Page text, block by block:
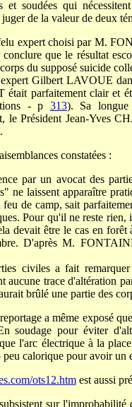
et soudées qui
de la valeur de deux
expert choisi par M.
que le résultat
du supposé suicide
Gilbert LAVOUE
parfaitement clair et
- p 313). Sa longue
le Président Jean-Yves
constatées :
par un avocat des
ne laissent apparaître
de camp, sait
Pour qu'il ne reste
devait être le cas en forêt
D'après M.
civiles a fait
aucune trace d'altération
brûlé une partie des
a même exposé
soudage pour éviter
l'arc électrique à la
calorique pour avoir un
ots12.htmest aussi
sur